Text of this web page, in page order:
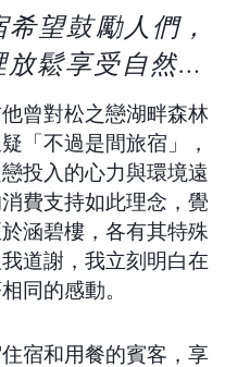
望鼓勵人們，
放鬆享受自然…
曾對松之戀湖畔森林
「不過是間旅宿」，
投入的心力與環境遠
費支持如此理念，覺
涵碧樓，各有其特殊
道謝，我立刻明白在
同的感動。
宿和用餐的賓客，享